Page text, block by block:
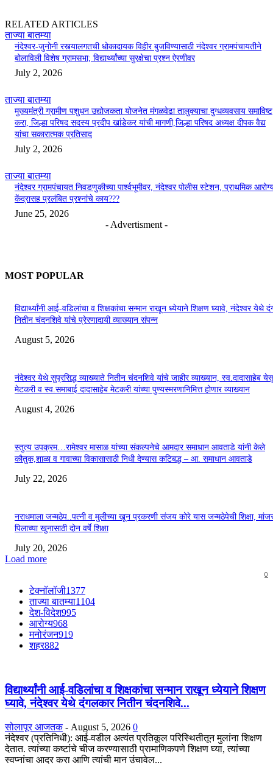
RELATED ARTICLES
ताज्या बातम्या
नंदेश्वर-जुनोनी रस्त्यालगतची धोकादायक विहीर बुजविण्यासाठी नंदेश्वर ग्रामपंचायतीने
बोलाविली विशेष ग्रामसभा; विद्यार्थ्यांच्या सुरक्षेचा प्रश्न ऐरणीवर
July 2, 2026
ताज्या बातम्या
मुख्यमंत्री ग्रामीण पशुधन उद्योजकता योजनेत मंगळवेढा तालुक्याचा दुग्धव्यवसाय समाविष्ट
करा, जिल्हा परिषद सदस्य प्रदीप खांडेकर यांची मागणी,जिल्हा परिषद अध्यक्ष दीपक वैद्य
यांचा सकारात्मक प्रतिसाद
July 2, 2026
ताज्या बातम्या
नंदेश्वर ग्रामपंचायत निवडणुकीच्या पार्श्वभूमीवर, नंदेश्वर पोलीस स्टेशन, प्राथमिक
केंद्रासह प्रलंबित प्रश्नांचे काय???
June 25, 2026
- Advertisment -
MOST POPULAR
विद्यार्थ्यांनी आई-वडिलांचा व शिक्षकांचा सन्मान राखून ध्येयाने शिक्षण घ्यावे, नंदेश्वर येथे
नितीन चंदनशिवे यांचे प्रेरणादायी व्याख्यान संपन्न
August 5, 2026
नंदेश्वर येथे सुप्रसिद्ध व्याख्याते नितीन चंदनशिवे यांचे जाहीर व्याख्यान, स्व.दादासाहेब येसू
मेटकरी व स्व.समाबाई दादासाहेब मेटकरी यांच्या पुण्यस्मरणानिमित्त होणार व्याख्यान
August 4, 2026
स्तुत्य उपक्रम…रामेश्वर मासाळ यांच्या संकल्पनेचे आमदार समाधान आवताडे यांनी केले
कौतुक,शाळा व गावाच्या विकासासाठी निधी देण्यास कटिबद्ध – आ. समाधान आवताडे
July 22, 2026
नराधमाला जन्मठेप..पत्नी व मुलीच्या खून प्रकरणी संजय कोरे यास जन्मठेपेची शिक्षा,
पिलाच्या खुनासाठी दोन वर्षे शिक्षा
July 20, 2026
Load more
0
टेक्नॉलॉजी1377
ताज्या बातम्या1104
देश-विदेश995
आरोग्य968
मनोरंजन919
शहर882
विद्यार्थ्यांनी आई-वडिलांचा व शिक्षकांचा सन्मान राखून ध्येयाने शिक्षण
घ्यावे, नंदेश्वर येथे दंगलकार नितीन चंदनशिवे...
सोलापूर आजतक - August 5, 2026 0
नंदेश्वर (प्रतिनिधी): आई-वडील अत्यंत प्रतिकूल परिस्थितीतून मुलांना शिक्षण
देतात. त्यांच्या कष्टांचे चीज करण्यासाठी प्रामाणिकपणे शिक्षण घ्या, त्यांच्या
स्वप्नांचा आदर करा आणि त्यांची मान उंचावेल...